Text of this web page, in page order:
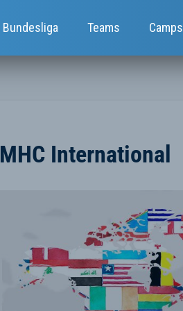
Bundesliga Teams Camps
MHC International